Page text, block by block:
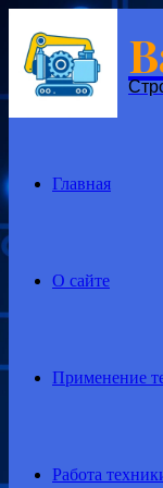
Menu
Главная
О сайте
Применение
Работа